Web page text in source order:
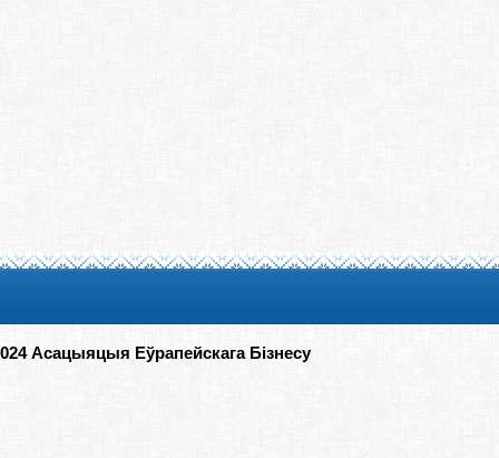
Асацыяцыя Еўрапейскага Бізнесу